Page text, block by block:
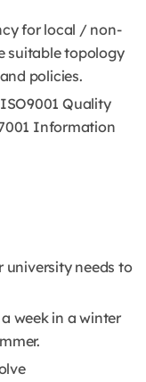
for local / non-
suitable topology
policies.
Quality
Information
university needs to
week in a winter